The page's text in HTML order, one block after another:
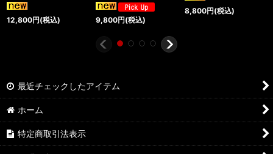
12,800円(税込) 9,800円(税込)
8,800円(税込)
最近チェックしたアイテム
ホーム
特定商取引法表示